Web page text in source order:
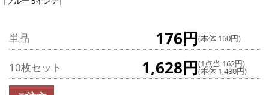
単品 176円(本体 160円)
10枚セット 1,628円(1点当 162円)
(本体 1,480円)